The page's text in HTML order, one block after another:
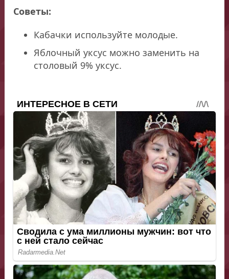
Советы:
Кабачки используйте молодые.
Яблочный уксус можно заменить на
столовый 9% уксус.